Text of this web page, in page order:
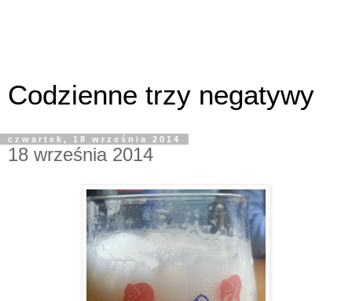
Codzienne trzy negatywy
czwartek, 18 września 2014
18 września 2014